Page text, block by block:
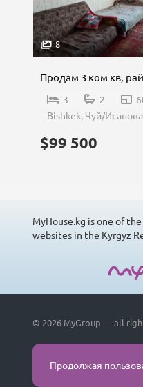
Продолжая
8
Продам 3 ком кв,
3 2
Bishkek, Чуй/Исанова
$99 500
MyHouse.kg is one of
websites in the Kyrgyz
© 2026 MyGroup — all